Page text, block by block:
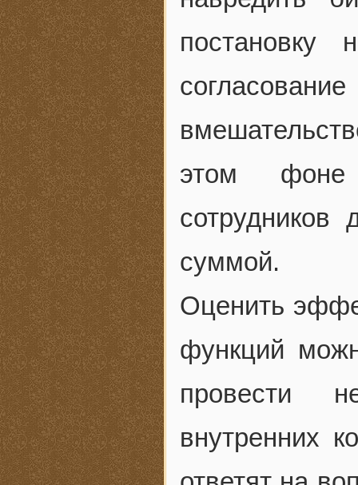
постановку
этом фоне
сотрудников
суммой.
Оценить
функций
провести
внутренних